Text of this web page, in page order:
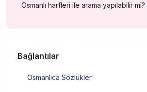
Osmanlı harfleri ile arama yapılabilir mi?
Bağlantılar
Osmanlıca Sözlükler